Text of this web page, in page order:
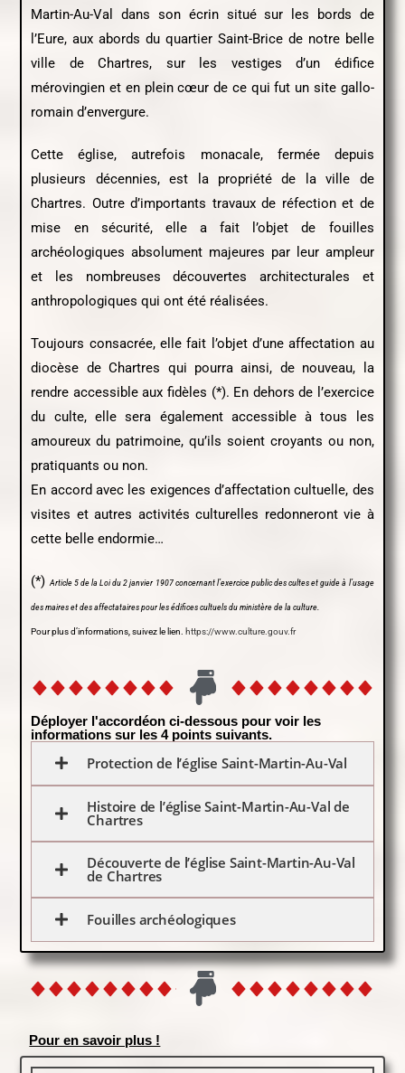
Martin-Au-Val dans son écrin situé sur les bords de
l’Eure, aux abords du quartier Saint-Brice de notre belle
ville de Chartres, sur les vestiges d’un édifice
mérovingien et en plein cœur de ce qui fut un site gallo-
romain d’envergure.
Cette église, autrefois monacale, fermée depuis
plusieurs décennies, est la propriété de la ville de
Chartres. Outre d’importants travaux de réfection et de
mise en sécurité, elle a fait l’objet de fouilles
archéologiques absolument majeures par leur ampleur
et les nombreuses découvertes architecturales et
anthropologiques qui ont été réalisées.
Toujours consacrée, elle fait l’objet d’une affectation au
diocèse de Chartres qui pourra ainsi, de nouveau, la
rendre accessible aux fidèles (*). En dehors de l’exercice
du culte, elle sera également accessible à tous les
amoureux du patrimoine, qu’ils soient croyants ou non,
pratiquants ou non.
En accord avec les exigences d’affectation cultuelle, des
visites et autres activités culturelles redonneront vie à
cette belle endormie…
(*)Article 5 de la Loi du 2 janvier 1907 concernant l’exercice public des cultes et guide à l’usage
des maires et des affectataires pour les édifices cultuels du ministère de la culture.
Pour plus d’informations, suivez le lien. https://www.culture.gouv.fr
Déployer l'accordéon ci-dessous pour voir les
informations sur les 4 points suivants.
Protection de l’église Saint-Martin-Au-Val
Histoire de l’église Saint-Martin-Au-Val de
Chartres
Découverte de l’église Saint-Martin-Au-Val
de Chartres
Fouilles archéologiques
Pour en savoir plus !